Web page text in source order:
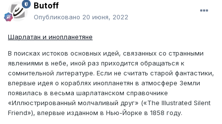
Butoff
Опубликовано 20 июня, 2022
Шарлатан и инопланетяне
В поисках истоков основных идей, связанных со странными
явлениями в небе, иной раз приходится обращаться к
сомнительной литературе. Если не считать старой фантастики,
впервые идея о кораблях инопланетян в атмосфере Земли
появилась в весьма шарлатанском справочнике
«Иллюстрированный молчаливый друг» («The Illustrated Silent
Friend»), впервые изданном в Нью-Йорке в 1858 году.